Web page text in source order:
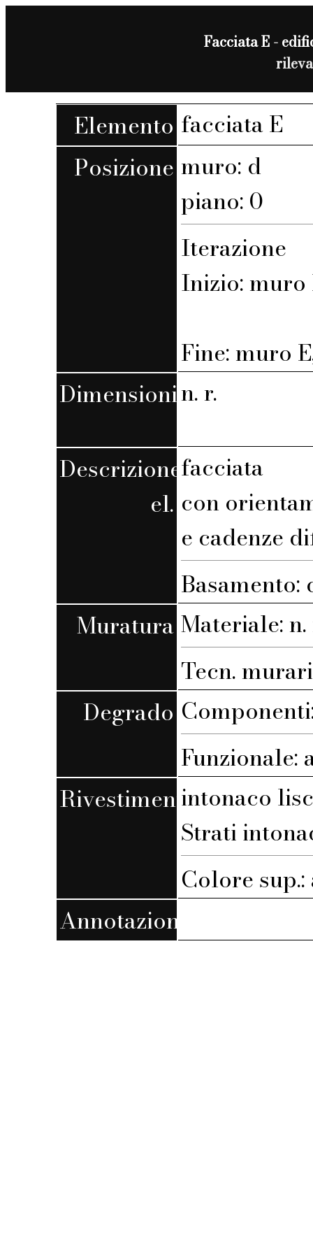
Facciata E -
Elemento facciata E
Posizione muro: d
piano: 0
Iterazione
Inizio: muro
Fine: muro
Dimensionin. r.
Descrizione
el.
facciata
con
e cadenze
Muratura Materiale: n.
Tecn.
Degrado
Funzionale:
Rivestimentointonaco
Strati
Colore sup.:
Annotazioni